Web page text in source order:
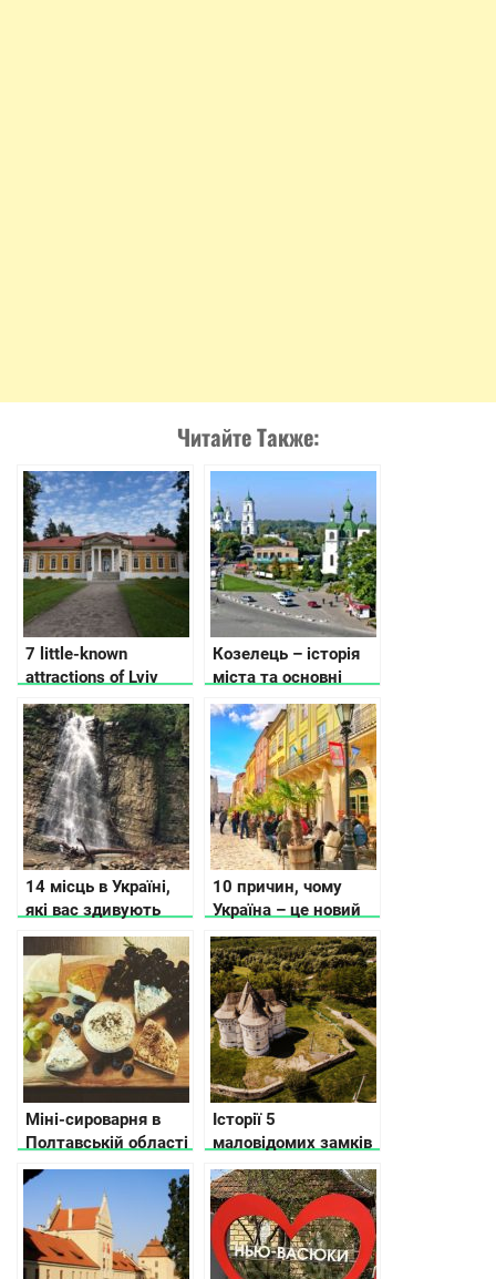
Читайте Также:
7 little-known
attractions of Lviv
Козелець – історія
міста та основні
пам’ятки
14 місць в Україні,
які вас здивують
10 причин, чому
Україна – це новий
туристичний тренд
Міні-сироварня в
Полтавській області
з авторськими та
еко-продуктами
Історії 5
маловідомих замків
Хмельницької
області